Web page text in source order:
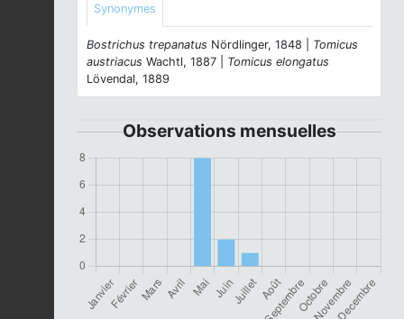
Synonymes
Bostrichus trepanatus Nördlinger, 1848 | Tomicus
austriacus Wachtl, 1887 | Tomicus elongatus
Lövendal, 1889
Observations mensuelles